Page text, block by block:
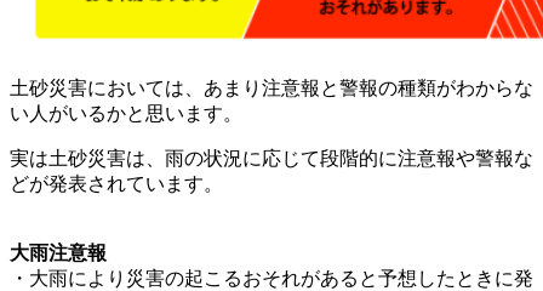
土砂災害においては、あまり注意報と警報の種類がわからな
い人がいるかと思います。
実は土砂災害は、雨の状況に応じて段階的に注意報や警報な
どが発表されています。
大雨注意報
・大雨により災害の起こるおそれがあると予想したときに発